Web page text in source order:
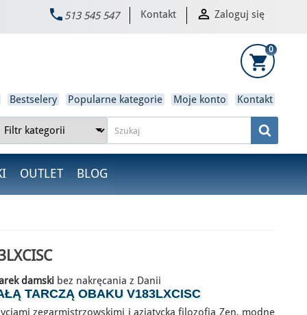
 513 545 547 Kontakt  Zaloguj się
shopping_cart
0
Bestselery Popularne kategorie Moje konto Kontakt
OUTLET BLOG
damski bez nakręcania z Danii
TARCZĄ OBAKU V183LXCISC
zegarmistrzowskimi i azjatycką filozofią Zen, modne
×